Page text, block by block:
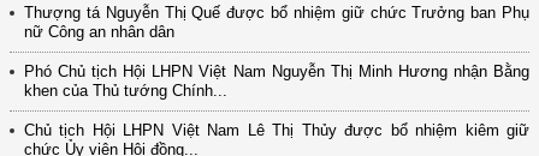
Thượng tá Nguyễn Thị Quế được bổ nhiệm giữ chức Trưởng ban Phụ
nữ Công an nhân dân
Phó Chủ tịch Hội LHPN Việt Nam Nguyễn Thị Minh Hương nhận Bằng
khen của Thủ tướng Chính...
Chủ tịch Hội LHPN Việt Nam Lê Thị Thủy được bổ nhiệm kiêm giữ
chức Ủy viên Hội đồng...